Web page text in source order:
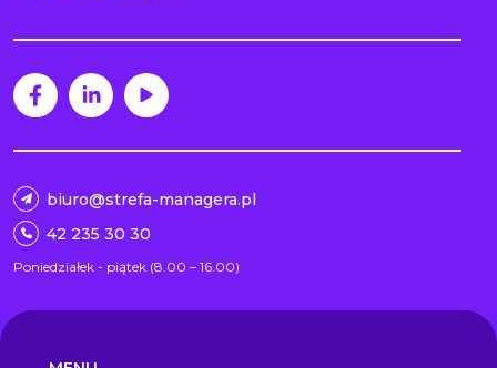
biuro@strefa-managera.pl
42 235 30 30
Poniedziałek - piątek (8.00 – 16.00)